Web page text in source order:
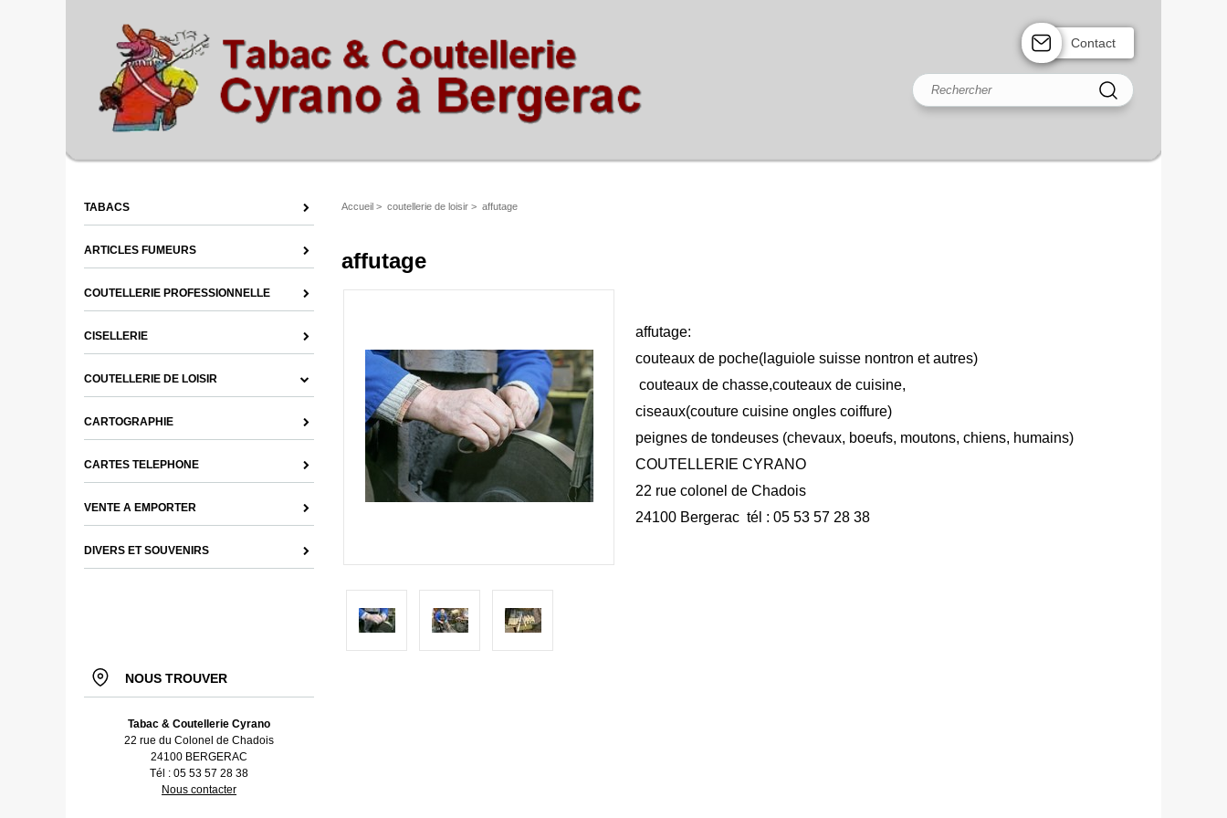
Contact
TABACS
ARTICLES FUMEURS
COUTELLERIE PROFESSIONNELLE
CISELLERIE
COUTELLERIE DE LOISIR
CARTOGRAPHIE
CARTES TELEPHONE
VENTE A EMPORTER
DIVERS ET SOUVENIRS
NOUS TROUVER
Tabac & Coutellerie Cyrano
22 rue du Colonel de Chadois
24100 BERGERAC
Tél : 05 53 57 28 38
Nous contacter
Accueil > coutellerie de loisir > affutage
affutage
affutage:
couteaux de poche(laguiole suisse nontron et autres)
couteaux de chasse,couteaux de cuisine,
ciseaux(couture cuisine ongles coiffure)
peignes de tondeuses (chevaux, boeufs, moutons, chiens, humains)
COUTELLERIE CYRANO
22 rue colonel de Chadois
24100 Bergerac tél : 05 53 57 28 38